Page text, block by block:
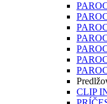
CLIP